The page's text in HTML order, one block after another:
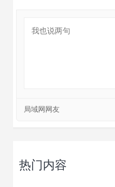
局域网网友
热门内容